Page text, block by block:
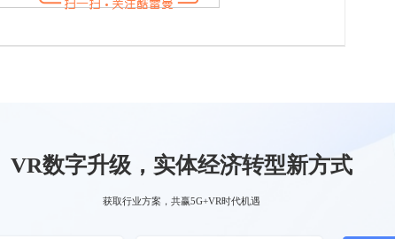
VR数字升级，实体经济转型新方式
获取行业方案，共赢5G+VR时代机遇